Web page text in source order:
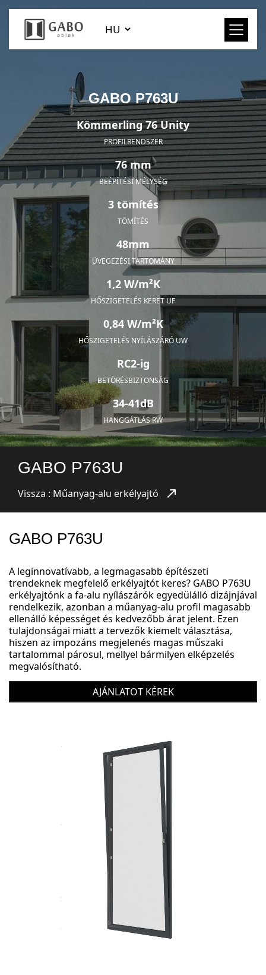
GABO P763U
Kömmerling 76 Unity
PROFILRENDSZER
76 mm
BEÉPÍTÉSI MÉLYSÉG
3 tömítés
TÖMÍTÉS
48mm
ÜVEGEZÉSI TARTOMÁNY
1,2 W/m²K
HŐSZIGETELÉS KERET UF
0,84 W/m²K
HŐSZIGETELÉS NYÍLÁSZÁRÓ UW
RC2-ig
BETÖRÉSBIZTONSÁG
34-41dB
HANGGÁTLÁS RW
GABO P763U
Vissza : Műanyag-alu erkélyajtó
GABO P763U
A leginnovatívabb, a legmagasabb építészeti
trendeknek megfelelő erkélyajtót keres? GABO P763U
erkélyajtónk a fa-alu nyílászárók egyedülálló dizájnjával
rendelkezik, azonban a műanyag-alu profil magasabb
ellenálló képességet és kedvezőbb árat jelent. Ezen
tulajdonságai miatt a tervezők kiemelt választása,
hiszen az impozáns megjelenés magas műszaki
tartalommal párosul, mellyel bármilyen elképzelés
megvalósítható.
AJÁNLATOT KÉREK